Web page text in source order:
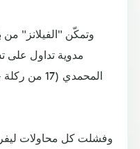
وتمكّن "الفيلانز"
وفشلت كل محاولات